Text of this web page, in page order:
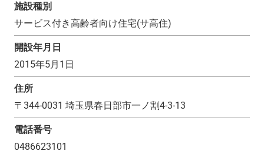
施設種別
サービス付き高齢者向け住宅(サ高住)
開設年月日
2015年5月1日
住所
〒 344-0031 埼玉県春日部市一ノ割4-3-13
電話番号
0486623101